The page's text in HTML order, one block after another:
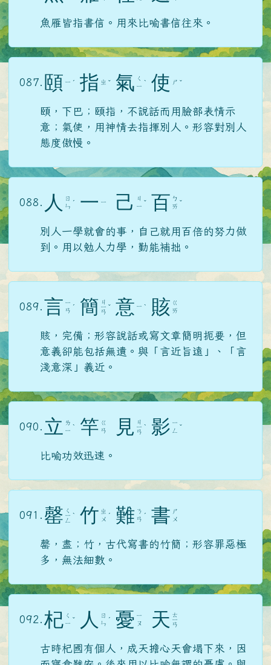
魚雁皆指書信。用來比喻書信往來。
087. 頤 ㄧ ˊ 指 ㄓ ˇ 氣 ㄑ
ㄧ ˋ 使 ㄕ ˇ
頤，下巴；頤指，不說話而用臉部表情示
意；氣使，用神情去指揮別人。形容對別人
態度傲慢。
088. 人
ㄖ
ㄣ ˊ 一 ㄧ 己
ㄐ
ㄧ ˇ 百 ㄅ
ㄞ ˇ
別人一學就會的事，自己就用百倍的努力做
到。用以勉人力學，勤能補拙。
089. 言 ㄧ
ㄢ ˊ 簡 ㄐ
ㄧ
ㄢ
ˇ 意 ㄧ ˋ 賅 ㄍ
ㄞ
賅，完備；形容說話或寫文章簡明扼要，但
意義卻能包括無遺。與「言近旨遠」、「言
淺意深」義近。
090. 立 ㄌ
ㄧ ˋ 竿 ㄍ
ㄢ
見 ㄐ
ㄧ
ㄢ
ˋ 影 ㄧ
ㄥ ˇ
比喻功效迅速。
091. 罄 ㄑ
ㄧ
ㄥ
ˋ 竹 ㄓ
ㄨ ˊ 難 ㄋ
ㄢ ˊ 書 ㄕ
ㄨ
罄，盡；竹，古代寫書的竹簡；形容罪惡極
多，無法細數。
092. 杞 ㄑ
ㄧ ˇ 人
ㄖ
ㄣ ˊ 憂 ㄧ
ㄡ
天 ㄊ
ㄧ
ㄢ
古時杞國有個人，成天擔心天會塌下來，因